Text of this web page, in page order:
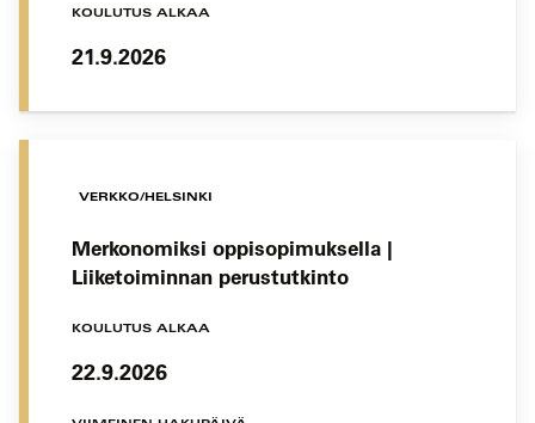
KOULUTUS ALKAA
21.9.2026
VERKKO/HELSINKI
Merkonomiksi oppisopimuksella |
Liiketoiminnan perustutkinto
KOULUTUS ALKAA
22.9.2026